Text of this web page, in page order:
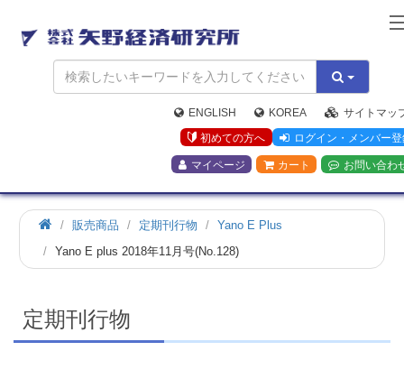
矢
野
経
済
研
究
所
ENGLISH KOREA
サイトマッ
初めての方へ
ログイン・メンバー登
マイページ カート お問い合わ
ホ
ー
販売商品 定期刊行物
Yano E Plus
Yano E plus 2018年11月号(No.128)
定期刊行物